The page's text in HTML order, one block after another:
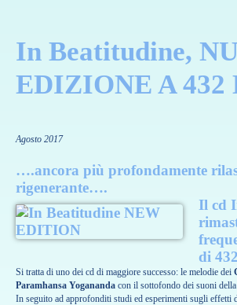
In Beatitudine,
EDIZIONE A 432
Agosto 2017
….ancora più profondamente
rigenerante….
Il cd
di
Si tratta di uno dei cd di maggiore successo: le melodie dei
Paramhansa Yogananda con il sottofondo dei suoni della
In seguito ad approfonditi studi ed esperimenti sugli effetti